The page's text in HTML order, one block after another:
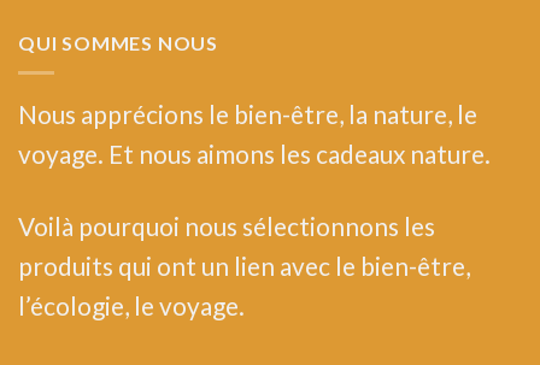
QUI SOMMES NOUS
Nous apprécions le bien-être, la nature, le
voyage. Et nous aimons les cadeaux nature.
Voilà pourquoi nous sélectionnons les
produits qui ont un lien avec le bien-être,
l’écologie, le voyage.